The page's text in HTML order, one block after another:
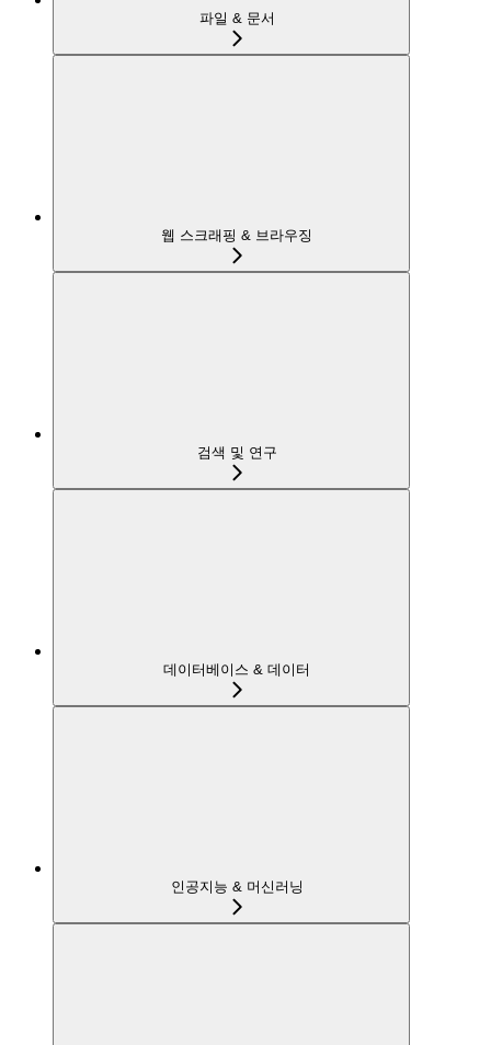
파일 & 문서
웹 스크래핑 & 브라우징
검색 및 연구
데이터베이스 & 데이터
인공지능 & 머신러닝